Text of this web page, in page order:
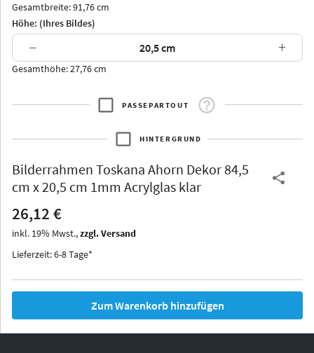
Arran Luzern
Thurgau
Iowa
Gesamtbreite: 91,76 cm
Höhe: (Ihres Bildes)
− +
Gesamthöhe: 27,76 cm
PASSEPARTOUT
HINTERGRUND
Bilderrahmen Toskana Ahorn Dekor 84,5
cm x 20,5 cm 1mm Acrylglas klar
26,12 €
inkl. 19% Mwst.,zzgl. Versand
Lieferzeit: 6-8 Tage*
Zum Warenkorb hinzufügen